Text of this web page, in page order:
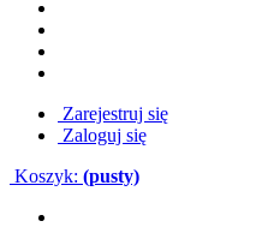
Zarejestruj się
Zaloguj się
Koszyk: (pusty)